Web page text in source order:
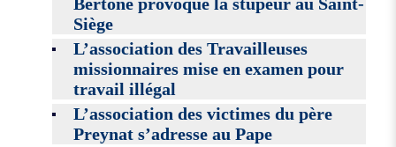
Siège
L’association des Travailleuses
missionnaires mise en examen pour
travail illégal
L’association des victimes du père
Preynat s’adresse au Pape